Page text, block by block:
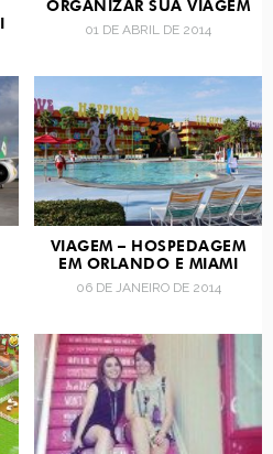
ORGANIZAR SUA VIAGEM
01 DE ABRIL DE 2014
VIAGEM – HOSPEDAGEM
EM ORLANDO E MIAMI
06 DE JANEIRO DE 2014